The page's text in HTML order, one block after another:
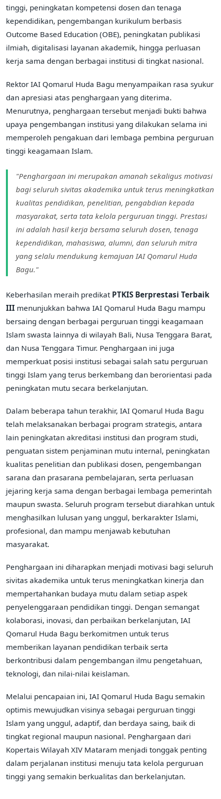
tinggi, peningkatan kompetensi dosen dan tenaga
kependidikan, pengembangan kurikulum berbasis
Outcome Based Education (OBE), peningkatan publikasi
ilmiah, digitalisasi layanan akademik, hingga perluasan
kerja sama dengan berbagai institusi di tingkat nasional.
Rektor IAI Qomarul Huda Bagu menyampaikan rasa syukur
dan apresiasi atas penghargaan yang diterima.
Menurutnya, penghargaan tersebut menjadi bukti bahwa
upaya pengembangan institusi yang dilakukan selama ini
memperoleh pengakuan dari lembaga pembina perguruan
tinggi keagamaan Islam.
"Penghargaan ini merupakan amanah sekaligus motivasi
bagi seluruh sivitas akademika untuk terus meningkatkan
kualitas pendidikan, penelitian, pengabdian kepada
masyarakat, serta tata kelola perguruan tinggi. Prestasi
ini adalah hasil kerja bersama seluruh dosen, tenaga
kependidikan, mahasiswa, alumni, dan seluruh mitra
yang selalu mendukung kemajuan IAI Qomarul Huda
Bagu."
Keberhasilan meraih predikat PTKIS Berprestasi Terbaik
III menunjukkan bahwa IAI Qomarul Huda Bagu mampu
bersaing dengan berbagai perguruan tinggi keagamaan
Islam swasta lainnya di wilayah Bali, Nusa Tenggara Barat,
dan Nusa Tenggara Timur. Penghargaan ini juga
memperkuat posisi institusi sebagai salah satu perguruan
tinggi Islam yang terus berkembang dan berorientasi pada
peningkatan mutu secara berkelanjutan.
Dalam beberapa tahun terakhir, IAI Qomarul Huda Bagu
telah melaksanakan berbagai program strategis, antara
lain peningkatan akreditasi institusi dan program studi,
penguatan sistem penjaminan mutu internal, peningkatan
kualitas penelitian dan publikasi dosen, pengembangan
sarana dan prasarana pembelajaran, serta perluasan
jejaring kerja sama dengan berbagai lembaga pemerintah
maupun swasta. Seluruh program tersebut diarahkan untuk
menghasilkan lulusan yang unggul, berkarakter Islami,
profesional, dan mampu menjawab kebutuhan
masyarakat.
Penghargaan ini diharapkan menjadi motivasi bagi seluruh
sivitas akademika untuk terus meningkatkan kinerja dan
mempertahankan budaya mutu dalam setiap aspek
penyelenggaraan pendidikan tinggi. Dengan semangat
kolaborasi, inovasi, dan perbaikan berkelanjutan, IAI
Qomarul Huda Bagu berkomitmen untuk terus
memberikan layanan pendidikan terbaik serta
berkontribusi dalam pengembangan ilmu pengetahuan,
teknologi, dan nilai-nilai keislaman.
Melalui pencapaian ini, IAI Qomarul Huda Bagu semakin
optimis mewujudkan visinya sebagai perguruan tinggi
Islam yang unggul, adaptif, dan berdaya saing, baik di
tingkat regional maupun nasional. Penghargaan dari
Kopertais Wilayah XIV Mataram menjadi tonggak penting
dalam perjalanan institusi menuju tata kelola perguruan
tinggi yang semakin berkualitas dan berkelanjutan.